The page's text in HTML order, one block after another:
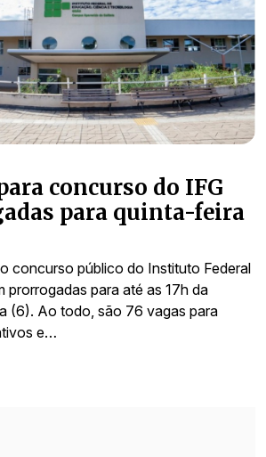
concurso do IFG
para quinta-feira
concurso público do Instituto Federal
prorrogadas para até as 17h da
(6). Ao todo, são 76 vagas para
e…